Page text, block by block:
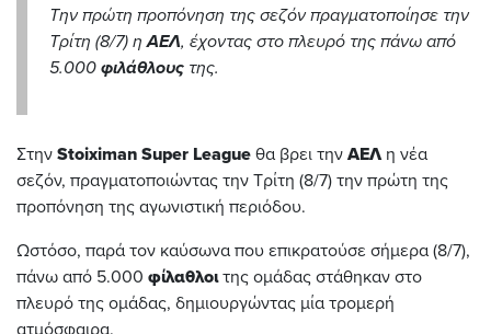
Την πρώτη προπόνηση της σεζόν πραγματοποίησε την
Τρίτη (8/7) ηΑΕΛ, έχοντας στο πλευρό της πάνω από
5.000 φιλάθλους της.
Στην Stoiximan Super League θα βρει την ΑΕΛη νέα
σεζόν, πραγματοποιώντας την Τρίτη (8/7) την πρώτη της
προπόνηση της αγωνιστική περιόδου.
Ωστόσο, παρά τον καύσωνα που επικρατούσε σήμερα (8/7),
πάνω από 5.000 φίλαθλοιτης ομάδας στάθηκαν στο
πλευρό της ομάδας, δημιουργώντας μία τρομερή